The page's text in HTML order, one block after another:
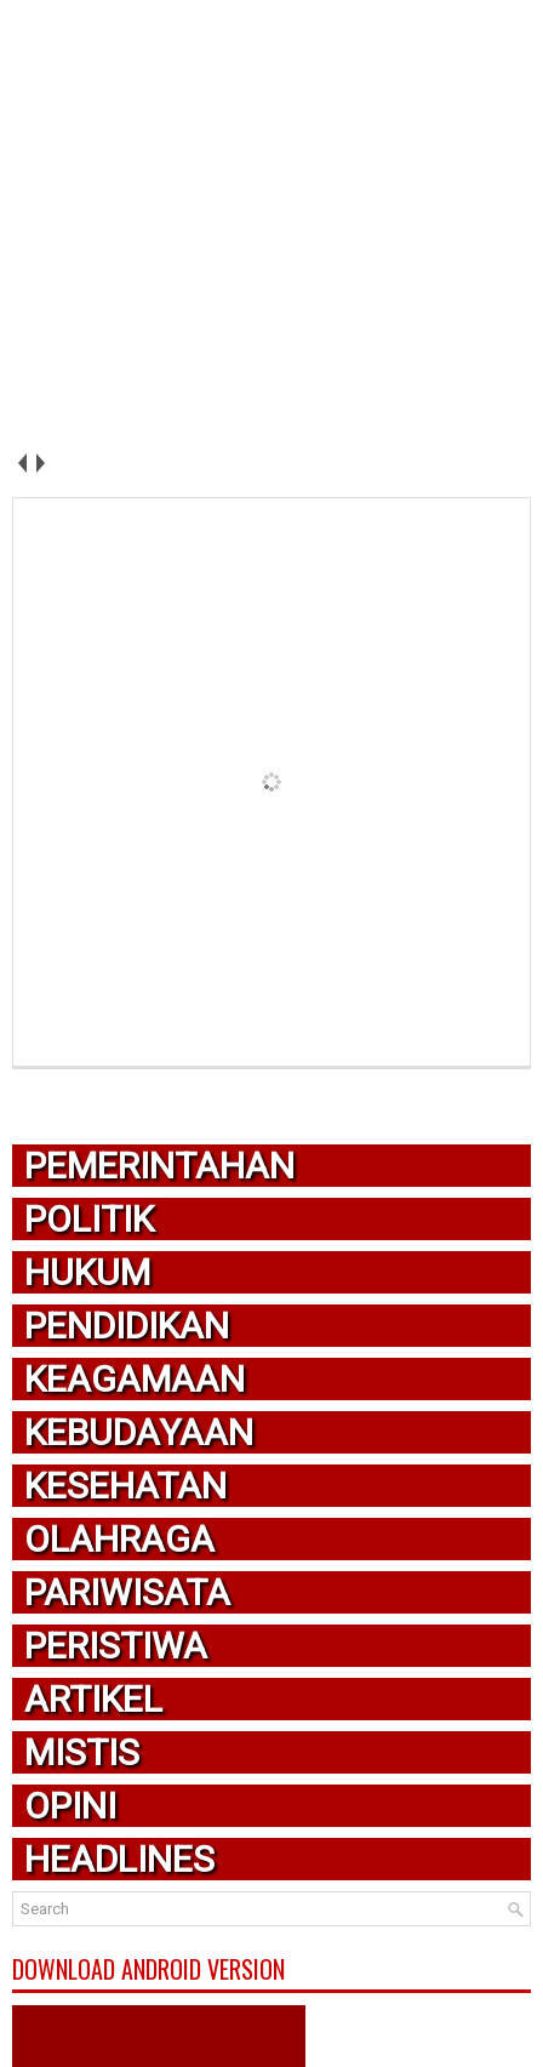
PEMERINTAHAN
POLITIK
HUKUM
PENDIDIKAN
KEAGAMAAN
KEBUDAYAAN
KESEHATAN
OLAHRAGA
PARIWISATA
PERISTIWA
ARTIKEL
MISTIS
OPINI
HEADLINES
DOWNLOAD ANDROID VERSION